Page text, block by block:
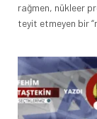
rağmen, nükleer
teyit etmeyen bir